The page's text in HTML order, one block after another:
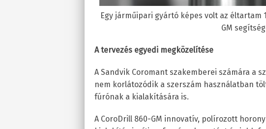
Egy járműipari gyártó képes volt az éltartam
GM
A tervezés egyedi megközelítése
A Sandvik Coromant szakemberei számára a
nem korlátozódik a szerszám használatban
fúrónak a kialakítására is.
A CoroDrill 860-GM innovatív, polírozott